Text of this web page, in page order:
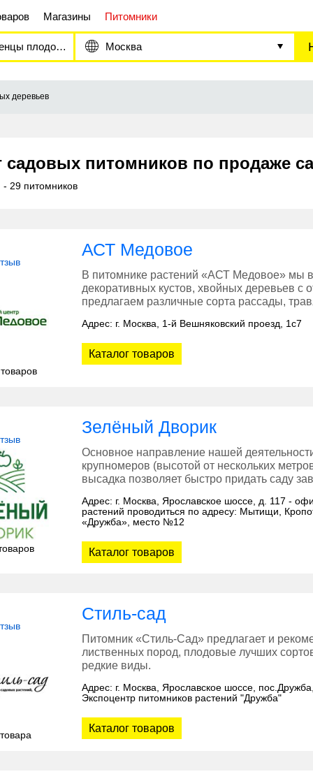
Магазины Питомники
плодовых деревьев Москва
деревьев
садовых питомников по продаже
- 29 питомников
АСТ Медовое
В питомнике растений «АСТ Медовое»
декоративных кустов, хвойных деревьев с
предлагаем различные сорта рассады,
Адрес: г. Москва, 1-й Вешняковский проезд, 1с7
Каталог товаров
Зелёный Дворик
Основное направление нашей
крупномеров (высотой от нескольких
высадка позволяет быстро придать саду
Адрес: г. Москва, Ярославское шоссе, д. 117 -
растений проводиться по адресу: Мытищи,
«Дружба», место №12
Каталог товаров
Стиль-сад
Питомник «Стиль-Сад» предлагает и
лиственных пород, плодовые лучших
редкие виды.
Адрес: г. Москва, Ярославское шоссе,
Экспоцентр питомников растений "Дружба"
Каталог товаров